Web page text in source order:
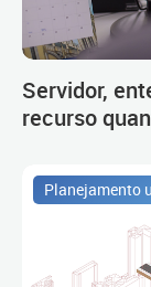
Servidor,
recurso
Planejamento